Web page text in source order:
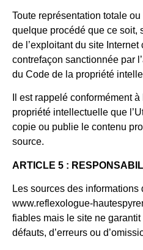
Toute représentation totale
quelque procédé que ce soit,
de l’exploitant du site
contrefaçon sanctionnée par
du Code de la propriété
Il est rappelé conformément
propriété intellectuelle que
copie ou publie le contenu
source.
ARTICLE 5 :
Les sources des informations
www.reflexologue-
fiables mais le site ne garantit
défauts, d’erreurs ou